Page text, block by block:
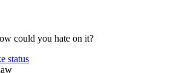
could you hate on it?
status